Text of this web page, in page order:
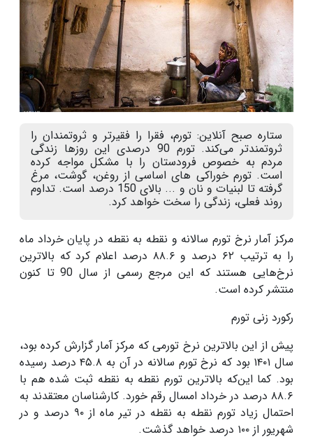
ستاره صبح آنلاین: تورم، فقرا را فقیرتر و ثروتمندان را
ثروتمندتر می‌کند. تورم 90 درصدی این روزها زندگی
مردم به خصوص فرودستان را با مشکل مواجه کرده
است. تورم خوراکی های اساسی از روغن، گوشت، مرغ
گرفته تا لبنیات و نان و ... بالای 150 درصد است. تداوم
روند فعلی، زندگی را سخت خواهد کرد.
مرکز آمار نرخ تورم سالانه و نقطه به نقطه در پایان خرداد ماه
را به ترتیب ۶۲ درصد و ۸۸.۶ درصد اعلام کرد که بالاترین
نرخ‌هایی هستند که این مرجع رسمی از سال 90 تا کنون
منتشر کرده است.
رکورد زنی تورم
پیش از این بالاترین نرخ تورمی که مرکز آمار گزارش کرده بود،
سال ۱۴۰۱ بود که نرخ تورم سالانه در آن به ۴۵.۸ درصد رسیده
بود. کما این‌که بالاترین تورم نقطه به نقطه ثبت شده هم با
۸۸.۶ درصد در خرداد امسال رقم خورد. کارشناسان معتقدند به
احتمال زیاد تورم نقطه به نقطه در تیر ماه از ۹۰ درصد و در
شهریور از ۱۰۰ درصد خواهد گذشت.